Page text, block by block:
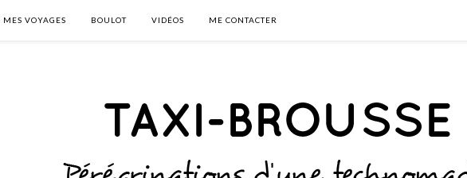
MES VOYAGES BOULOT VIDÉOS ME CONTACTER